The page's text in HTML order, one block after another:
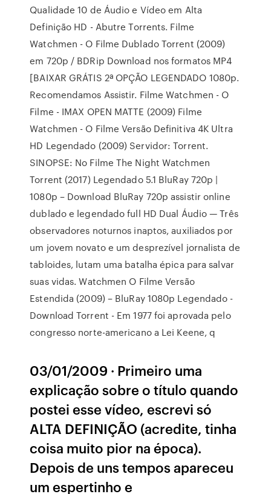
Qualidade 10 de Áudio e Vídeo em Alta
Definição HD - Abutre Torrents. Filme
Watchmen - O Filme Dublado Torrent (2009)
em 720p / BDRip Download nos formatos MP4
[BAIXAR GRÁTIS 2ª OPÇÃO LEGENDADO 1080p.
Recomendamos Assistir. Filme Watchmen - O
Filme - IMAX OPEN MATTE (2009) Filme
Watchmen - O Filme Versão Definitiva 4K Ultra
HD Legendado (2009) Servidor: Torrent.
SINOPSE: No Filme The Night Watchmen
Torrent (2017) Legendado 5.1 BluRay 720p |
1080p – Download BluRay 720p assistir online
dublado e legendado full HD Dual Áudio — Três
observadores noturnos inaptos, auxiliados por
um jovem novato e um desprezível jornalista de
tabloides, lutam uma batalha épica para salvar
suas vidas. Watchmen O Filme Versão
Estendida (2009) – BluRay 1080p Legendado -
Download Torrent - Em 1977 foi aprovada pelo
congresso norte-americano a Lei Keene, q
03/01/2009 · Primeiro uma
explicação sobre o título quando
postei esse vídeo, escrevi só
ALTA DEFINIÇÃO (acredite, tinha
coisa muito pior na época).
Depois de uns tempos apareceu
um espertinho e